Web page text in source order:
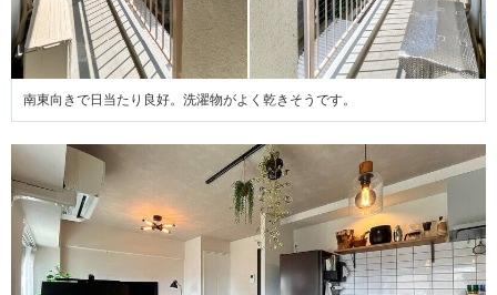
南東向きで日当たり良好。洗濯物がよく乾きそうです。